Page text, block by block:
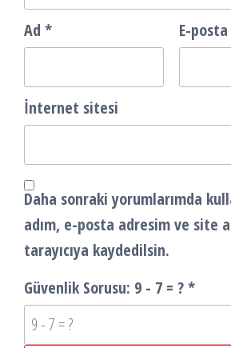
Ad * E-posta
İnternet sitesi
Daha sonraki yorumlarımda
adım, e-posta adresim ve site
tarayıcıya kaydedilsin.
Güvenlik Sorusu: 9 - 7 = ?*